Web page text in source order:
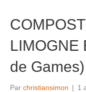
LIMOGNE
de Games)
Par christiansimon | 1